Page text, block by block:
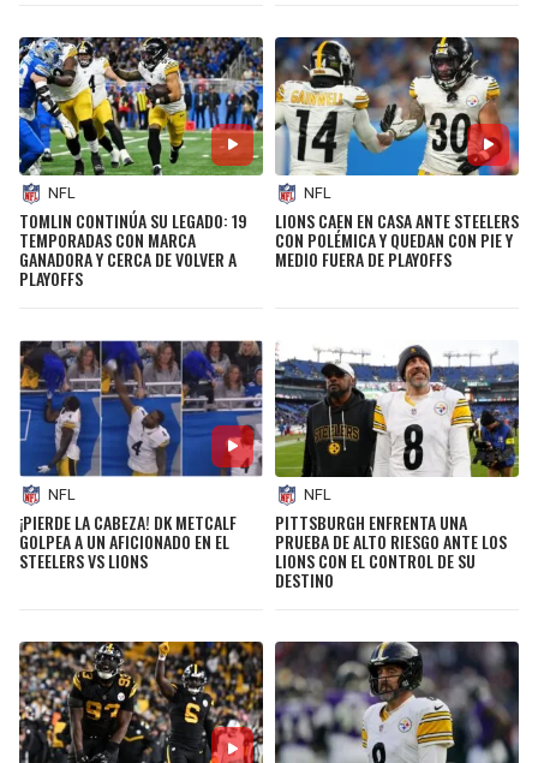
NFL
TOMLIN CONTINÚA SU LEGADO: 19
TEMPORADAS CON MARCA
GANADORA Y CERCA DE VOLVER A
PLAYOFFS
NFL
LIONS CAEN EN CASA ANTE STEELERS
CON POLÉMICA Y QUEDAN CON PIE Y
MEDIO FUERA DE PLAYOFFS
NFL
¡PIERDE LA CABEZA! DK METCALF
GOLPEA A UN AFICIONADO EN EL
STEELERS VS LIONS
NFL
PITTSBURGH ENFRENTA UNA
PRUEBA DE ALTO RIESGO ANTE LOS
LIONS CON EL CONTROL DE SU
DESTINO